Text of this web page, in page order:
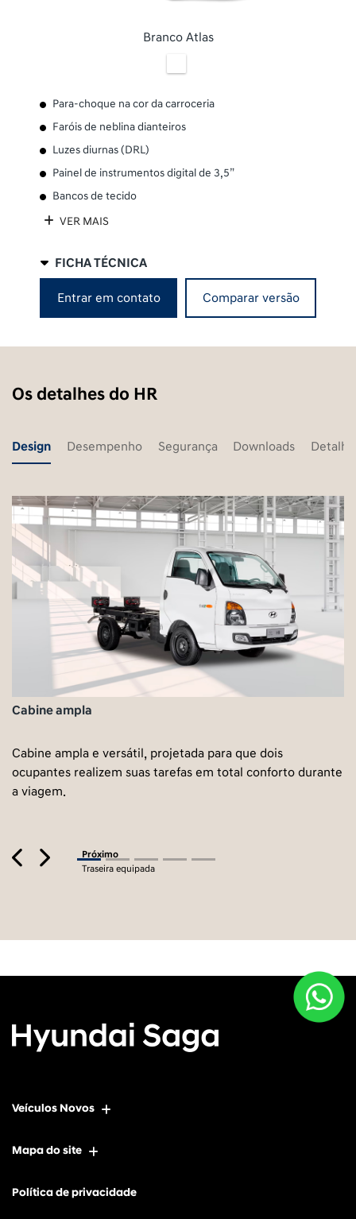
Branco Atlas
Para-choque na cor da carroceria
Faróis de neblina dianteiros
Luzes diurnas (DRL)
Painel de instrumentos digital de 3,5”
Bancos de tecido
VER MAIS
FICHA TÉCNICA
Entrar em contato Comparar versão
Os detalhes do HR
Design Desempenho Segurança Downloads
Cabine ampla
Cabine ampla e versátil, projetada para que dois
ocupantes realizem suas tarefas em total conforto durante
a viagem.
PreviousNext
Próximo
Traseira equipada
Veículos Novos
Mapa do site
Política de privacidade